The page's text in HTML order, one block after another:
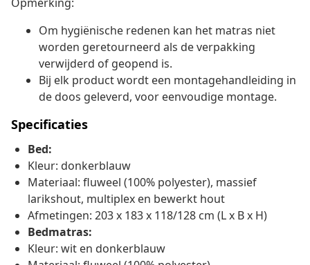
Om hygiënische redenen kan het matras niet
worden geretourneerd als de verpakking
verwijderd of geopend is.
Bij elk product wordt een montagehandleiding in
de doos geleverd, voor eenvoudige montage.
Specificaties
Bed:
Kleur: donkerblauw
Materiaal: fluweel (100% polyester), massief
larikshout, multiplex en bewerkt hout
Afmetingen: 203 x 183 x 118/128 cm (L x B x H)
Bedmatras:
Kleur: wit en donkerblauw